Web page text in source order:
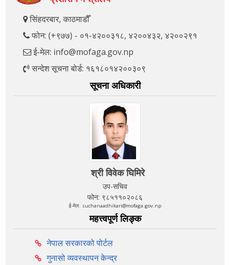
सिंहदरबार, काठमाडौँ
फोन: (+९७७) - ०१-४२००३१८, ४२००४३२, ४२००२९१
ई-मेल: info@mofaga.gov.np
सन्देश सूचना बोर्ड: १६१८०१४२००३०९
सूचना अधिकारी
श्री विवेक घिमिरे
उप-सचिव
फोन: ९८५११०२०८६
ई-मेल: suchanaadhikari@mofaga.gov.np
महत्त्वपूर्ण लिङ्क
नेपाल सरकारको पोर्टल
गुनासो व्यवस्थापन केन्द्र